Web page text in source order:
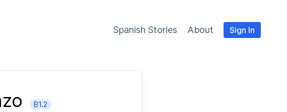
Spanish Stories About Sign In
B1.2